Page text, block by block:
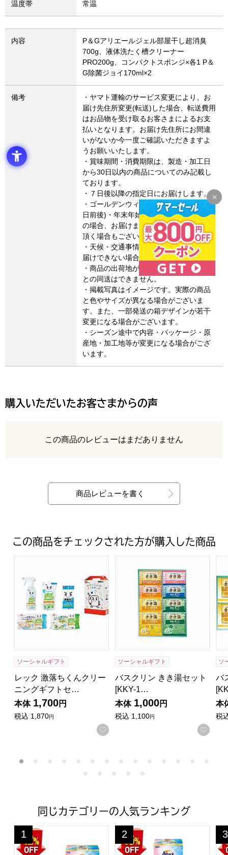
温度帯 常温
内容
P＆Gアリエールジェル部屋干し超消臭
700g、液体洗たく槽クリーナー
PRO200g、コンパクトスポンジ×各1 P＆
G除菌ジョイ170ml×2
備考
・ヤマト運輸のサービス変更により、お
届け先住所変更(転送)した場合、転送費用
はお品物を受け取るお客さまによるお支
払いとなります。お届け先住所にお間違
いがないか今一度ご確認いただきますよ
うお願いいたします。
・賞味期間・消費期限は、製造・加工日
から30日以内の商品についてのみ記載し
ております。
・７日後以降の指定日にお届けします。
・ゴールデンウィーク・お盆期間(8月15
日前後)・年末年始など連休に係るご注文
の場合、お届けまでに通常よりお時間を
頂く場合もございます。
・天候・交通事情によりご希望通りにお
届けできない場合があります。
・商品の出荷地が異なるため、他の商品
との同送はできません。
・掲載写真はイメージです。実際の商品
と色やサイズが異なる場合がございま
す。また、一部発送の箱デザインが若干
変更になる場合がございます。
・シーズン途中で内容・パッケージ・原
産地・加工地等が変更になる場合がござ
います。
購入いただいたお客さまからの声
レビュー
この商品のレビューはまだありません
商品レビューを書く
この商品をチェックされた方が購入した商品
ソーシャルギフト
レック 激落ちくんクリー
ニングギフトセ…
本体 1,700円
税込 1,870円
お気に入りに登録する
ソーシャルギフト
バスクリン きき湯セット
[KKY-1…
本体 1,000円
税込 1,100円
お気
ソ
バ
本
税
同じカテゴリーの人気ランキング
花王 アタック抗菌EXバラエティーギフト【夏の贈りもの
1
位
花王 アタック抗菌EXバラエ
2
位 3
位